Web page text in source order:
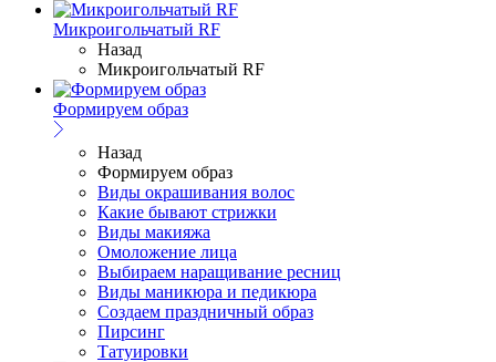
Микроигольчатый RF
Назад
Микроигольчатый RF
Формируем образ
Назад
Формируем образ
Виды окрашивания волос
Какие бывают стрижки
Виды макияжа
Омоложение лица
Выбираем наращивание ресниц
Виды маникюра и педикюра
Создаем праздничный образ
Пирсинг
Татуировки